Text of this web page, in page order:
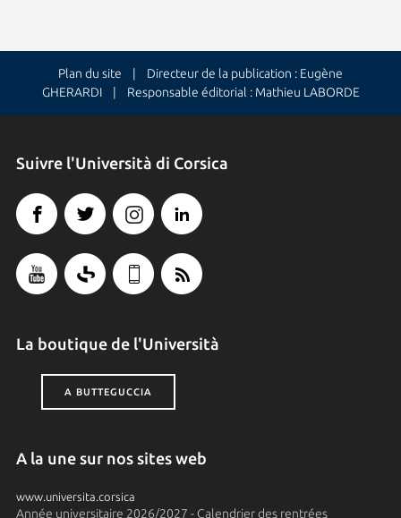
Plan du site | Directeur de la publication : Eugène
GHERARDI | Responsable éditorial : Mathieu LABORDE
Suivre l'Università di Corsica
La boutique de l'Università
A BUTTEGUCCIA
A la une sur nos sites web
www.universita.corsica
Année universitaire 2026/2027 - Calendrier des rentrées